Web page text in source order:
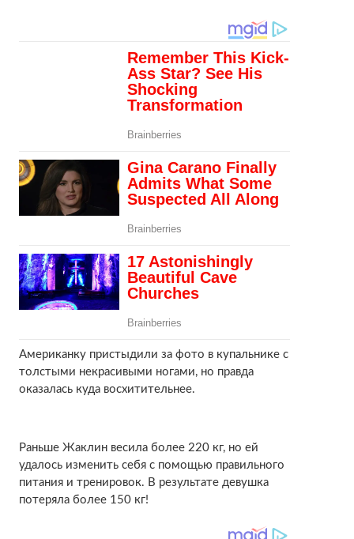
Американку пристыдили за фото в купальнике с
толстыми некрасивыми ногами, но правда
оказалась куда восхитительнее.
Раньше Жаклин весила более 220 кг, но ей
удалось изменить себя с помощью правильного
питания и тренировок. В результате девушка
потеряла более 150 кг!